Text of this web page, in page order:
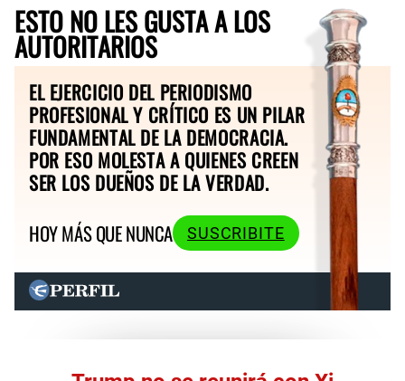
ESTO NO LES GUSTA A LOS
AUTORITARIOS
EL EJERCICIO DEL PERIODISMO
PROFESIONAL Y CRÍTICO ES UN PILAR
FUNDAMENTAL DE LA DEMOCRACIA.
POR ESO MOLESTA A QUIENES CREEN
SER LOS DUEÑOS DE LA VERDAD.
HOY MÁS QUE NUNCA
SUSCRIBITE